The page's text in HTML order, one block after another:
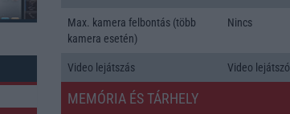
Max. kamera felbontás (több
kamera esetén)
Nincs
Video lejátszás Video lejátszó
MEMÓRIA ÉS TÁRHELY